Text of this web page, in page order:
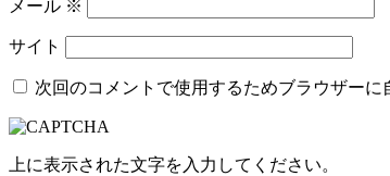
メール ※
サイト
次回のコメントで使用するためブラウザーに
上に表示された文字を入力してください。